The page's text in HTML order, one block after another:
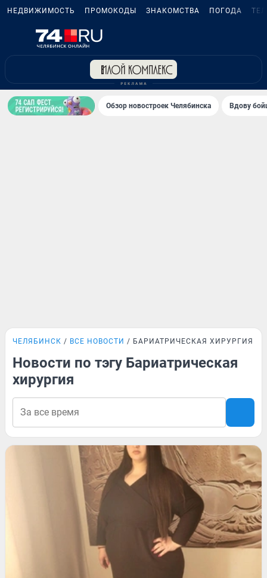
НЕДВИЖИМОСТЬ ПРОМОКОДЫ ЗНАКОМСТВА ПОГОДА
Обзор новостроек Челябинска Вдову
ЧЕЛЯБИНСК ВСЕ НОВОСТИ БАРИАТРИЧЕСКАЯ ХИРУРГИЯ
Новости по тэгу Бариатрическая
хирургия